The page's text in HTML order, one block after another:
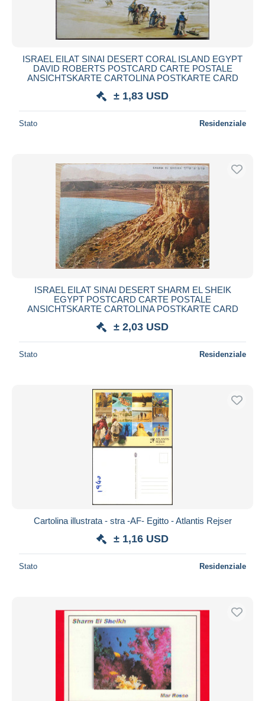
ISRAEL EILAT SINAI DESERT CORAL ISLAND EGYPT
DAVID ROBERTS POSTCARD CARTE POSTALE
ANSICHTSKARTE CARTOLINA POSTKARTE CARD
± 1,83 USD
Stato Residenziale
ISRAEL EILAT SINAI DESERT SHARM EL SHEIK
EGYPT POSTCARD CARTE POSTALE
ANSICHTSKARTE CARTOLINA POSTKARTE CARD
± 2,03 USD
Stato Residenziale
Cartolina illustrata - stra -AF- Egitto - Atlantis Rejser
± 1,16 USD
Stato Residenziale